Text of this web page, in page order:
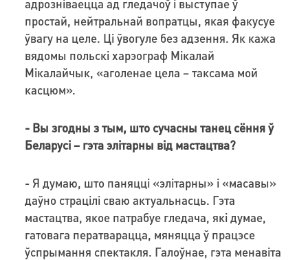
адрозніваецца ад гледачоў і выступае ў
простай, нейтральнай вопратцы, якая факусуе
ўвагу на целе. Ці ўвогуле без адзення. Як кажа
вядомы польскі харэограф Мікалай
Мікалайчык, «аголенае цела – таксама мой
касцюм».
- Вы згодны з тым, што сучасны танец сёння ў
Беларусі – гэта элітарны від мастацтва?
- Я думаю, што паняцці «элітарны» і «масавы»
даўно страцілі сваю актуальнасць. Гэта
мастацтва, якое патрабуе гледача, які думае,
гатовага ператварацца, мяняцца ў працэсе
ўспрымання спектакля. Галоўнае, гэта менавіта